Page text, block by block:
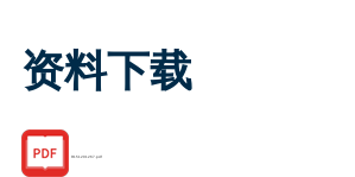
资料下载
R151201267.pdf